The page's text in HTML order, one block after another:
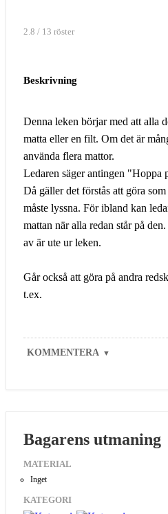
2.8 / 13 röster
Beskrivning
Denna leken börjar med att alla
matta eller en filt. Om det är
använda flera mattor.
Ledaren säger antingen
Då gäller det förstås att göra
måste lyssna. För ibland kan
mattan när alla redan står på
av är ute ur leken.
Går också att göra på andra
t.ex.
KOMMENTERA ▼
Bagarens utmaning
MATERIAL
Inget
KATEGORI